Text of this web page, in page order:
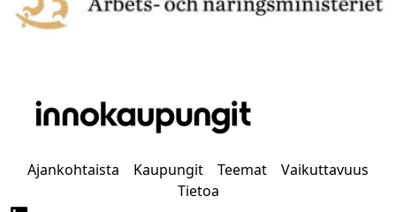
Ajankohtaista Kaupungit Teemat
Vaikuttavuus
Tietoa